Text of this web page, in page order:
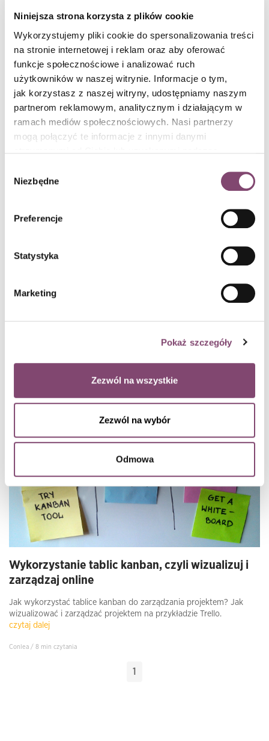
Niniejsza strona korzysta z plików cookie
Wykorzystujemy pliki cookie do spersonalizowania treści
na stronie internetowej i reklam oraz aby oferować
funkcje społecznościowe i analizować ruch
użytkowników w naszej witrynie. Informacje o tym,
jak korzystasz z naszej witryny, udostępniamy naszym
partnerom reklamowym, analitycznym i działającym w
ramach mediów społecznościowych. Nasi partnerzy
mogą połączyć te informacje z innymi danymi
polityce cookies
zgody
Niezbędne
Preferencje
Statystyka
Marketing
Pokaż szczegóły
Zezwól na wszystkie
Zezwól na wybór
Odmowa
How Customer focused is your organization?
How Customer focused is your organization? czytaj dalej
Czy jesteś gotowy na dołączenia do Project Managerów Jutra?
czytaj dalej
Wykorzystanie tablic kanban, czyli wizualizuj i
zarządzaj online
Jak wykorzystać tablice kanban do zarządzania projektem? Jak
wizualizować i zarządzać projektem na przykładzie Trello.
czytaj dalej
Conlea / 8 min czytania
1